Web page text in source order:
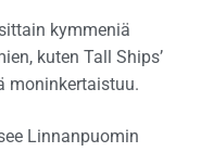
kymmeniä
kuten Tall Ships’
moninkertaistuu.
Linnanpuomin